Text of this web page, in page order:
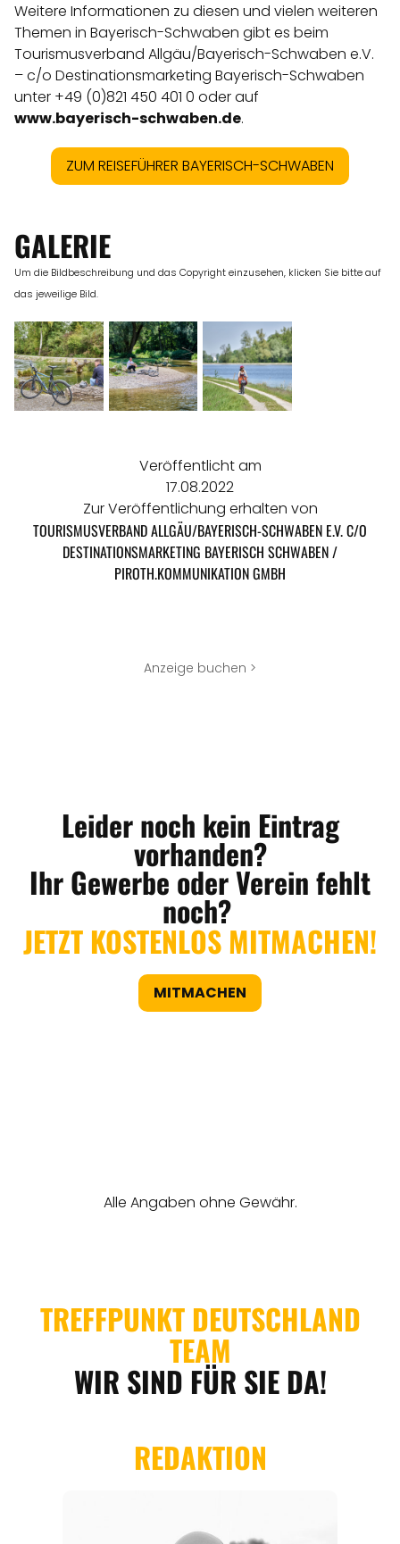
ORTE
Weitere Informationen zu diesen und vielen weiteren
Themen in Bayerisch-Schwaben gibt es beim
Tourismusverband Allgäu/Bayerisch-Schwaben e.V.
– c/o Destinationsmarketing Bayerisch-Schwaben
unter +49 (0)821 450 401 0 oder auf
www.bayerisch-schwaben.de.
ZUM REISEFÜHRER BAYERISCH-SCHWABEN
GALERIE
Um die Bildbeschreibung und das Copyright einzusehen, klicken Sie bitte auf
das jeweilige Bild.
Veröffentlicht am
17.08.2022
Zur Veröffentlichung erhalten von
TOURISMUSVERBAND ALLGÄU/BAYERISCH-SCHWABEN E.V. C/O
DESTINATIONSMARKETING BAYERISCH SCHWABEN /
PIROTH.KOMMUNIKATION GMBH
Anzeige buchen >
Leider noch kein Eintrag
vorhanden?
Ihr Gewerbe oder Verein fehlt
noch?
JETZT KOSTENLOS MITMACHEN!
MITMACHEN